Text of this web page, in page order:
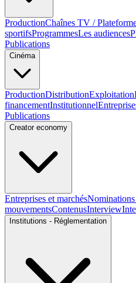
ProductionChaînes TV /
sportifsProgrammesLes audiences
Publications
Cinéma
ProductionDistributionExploitation
financementInstitutionnel
Publications
Creator economy
Entreprises et marchés
mouvementsContenusInterview
Institutions - Réglementation